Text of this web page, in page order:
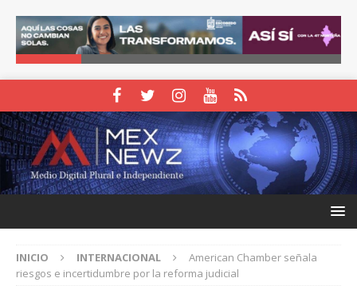
INICIO INTERNACIONAL
American Chamber señala
riesgos e incertidumbre por la reforma judicial